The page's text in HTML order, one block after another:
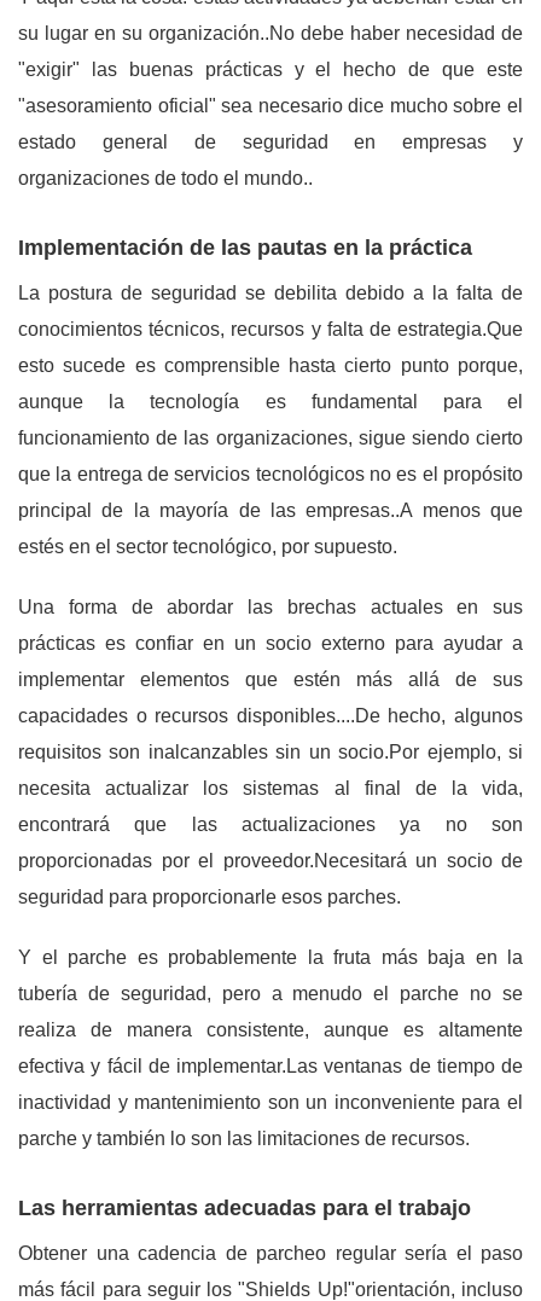
su lugar en su organización..No debe haber necesidad de
"exigir" las buenas prácticas y el hecho de que este
"asesoramiento oficial" sea necesario dice mucho sobre el
estado general de seguridad en empresas y
organizaciones de todo el mundo..
Implementación de las pautas en la práctica
La postura de seguridad se debilita debido a la falta de
conocimientos técnicos, recursos y falta de estrategia.Que
esto sucede es comprensible hasta cierto punto porque,
aunque la tecnología es fundamental para el
funcionamiento de las organizaciones, sigue siendo cierto
que la entrega de servicios tecnológicos no es el propósito
principal de la mayoría de las empresas..A menos que
estés en el sector tecnológico, por supuesto.
Una forma de abordar las brechas actuales en sus
prácticas es confiar en un socio externo para ayudar a
implementar elementos que estén más allá de sus
capacidades o recursos disponibles....De hecho, algunos
requisitos son inalcanzables sin un socio.Por ejemplo, si
necesita actualizar los sistemas al final de la vida,
encontrará que las actualizaciones ya no son
proporcionadas por el proveedor.Necesitará un socio de
seguridad para proporcionarle esos parches.
Y el parche es probablemente la fruta más baja en la
tubería de seguridad, pero a menudo el parche no se
realiza de manera consistente, aunque es altamente
efectiva y fácil de implementar.Las ventanas de tiempo de
inactividad y mantenimiento son un inconveniente para el
parche y también lo son las limitaciones de recursos.
Las herramientas adecuadas para el trabajo
Obtener una cadencia de parcheo regular sería el paso
más fácil para seguir los "Shields Up!"orientación, incluso